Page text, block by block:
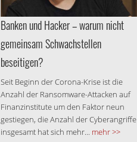
Banken und Hacker – warum nicht
gemeinsam Schwachstellen
beseitigen?
Seit Beginn der Corona-Krise ist die
Anzahl der Ransomware-Attacken auf
Finanzinstitute um den Faktor neun
gestiegen, die Anzahl der Cyberangriffe
insgesamt hat sich mehr... mehr >>